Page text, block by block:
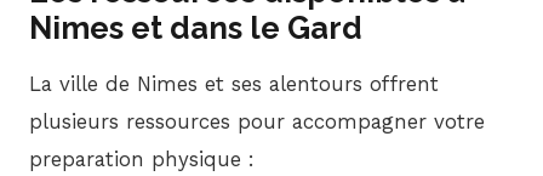
Nimes et dans le Gard
La ville de Nimes et ses alentours offrent
plusieurs ressources pour accompagner votre
preparation physique :